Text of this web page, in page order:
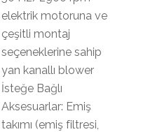
elektrik motoruna ve
çeşitli montaj
seçeneklerine sahip
yan kanallı blower
İsteğe Bağlı
Aksesuarlar: Emiş
takımı (emiş filtresi,